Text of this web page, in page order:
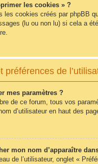
les cookies » ?
les cookies créés par phpBB
(lu ou non lu) si cela a
préférences de
mes paramètres ?
de ce forum, tous vos
d’utilisateur en haut des
mon nom d’apparaître
de l’utilisateur, onglet «